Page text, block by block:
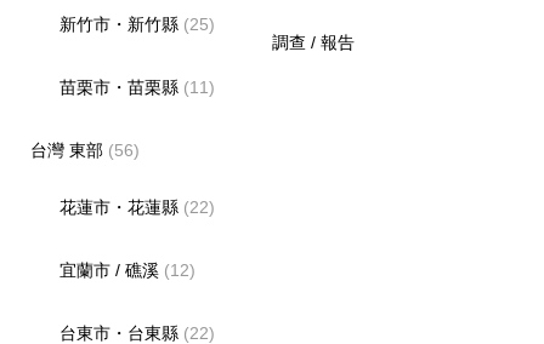
新竹市・新竹縣 (25)
苗栗市・苗栗縣 (11)
台灣 東部(56)
花蓮市・花蓮縣 (22)
宜蘭市 / 礁溪 (12)
台東市・台東縣 (22)
調查 / 報告